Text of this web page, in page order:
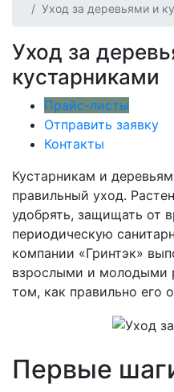
Уход за деревьями и
Уход за
кустарниками
Прайс-листы
Отправить заявку
Контакты
Кустарникам и
правильный уход.
удобрять, защищать от
периодическую
компании «Гринтэк»
взрослыми и
том, как правильно его
Первые